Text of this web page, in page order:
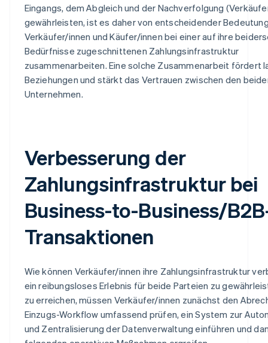
Eingangs, dem Abgleich und der Nachverfolgung
gewährleisten, ist es daher von entscheidender
Verkäufer/innen und Käufer/innen bei einer auf ihre
Bedürfnisse zugeschnittenen Zahlungsinfrastruktur
zusammenarbeiten. Eine solche Zusammenarbeit fördert
Beziehungen und stärkt das Vertrauen zwischen den
Unternehmen.
Verbesserung der
Zahlungsinfrastruktur bei
Business-to-Business/
Transaktionen
Wie können Verkäufer/innen ihre Zahlungsinfrastruktur
ein reibungsloses Erlebnis für beide Parteien zu
zu erreichen, müssen Verkäufer/innen zunächst den
Einzugs-Workflow umfassend prüfen, ein System zur
und Zentralisierung der Datenverwaltung einführen und